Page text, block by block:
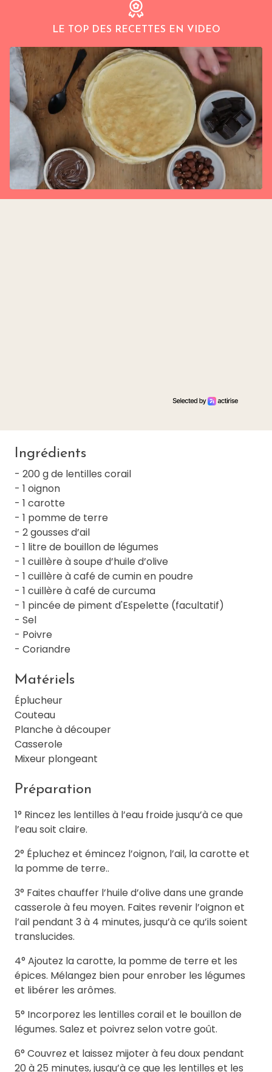
LE TOP DES RECETTES EN VIDEO
Ingrédients
- 200 g de lentilles corail
- 1 oignon
- 1 carotte
- 1 pomme de terre
- 2 gousses d’ail
- 1 litre de bouillon de légumes
- 1 cuillère à soupe d’huile d’olive
- 1 cuillère à café de cumin en poudre
- 1 cuillère à café de curcuma
- 1 pincée de piment d'Espelette (facultatif)
- Sel
- Poivre
- Coriandre
Matériels
Éplucheur
Couteau
Planche à découper
Casserole
Mixeur plongeant
Préparation
1° Rincez les lentilles à l’eau froide jusqu’à ce que
l’eau soit claire.
2° Épluchez et émincez l’oignon, l’ail, la carotte et
la pomme de terre..
3° Faites chauffer l’huile d’olive dans une grande
casserole à feu moyen. Faites revenir l’oignon et
l’ail pendant 3 à 4 minutes, jusqu’à ce qu’ils soient
translucides.
4° Ajoutez la carotte, la pomme de terre et les
épices. Mélangez bien pour enrober les légumes
et libérer les arômes.
5° Incorporez les lentilles corail et le bouillon de
légumes. Salez et poivrez selon votre goût.
6° Couvrez et laissez mijoter à feu doux pendant
20 à 25 minutes, jusqu’à ce que les lentilles et les